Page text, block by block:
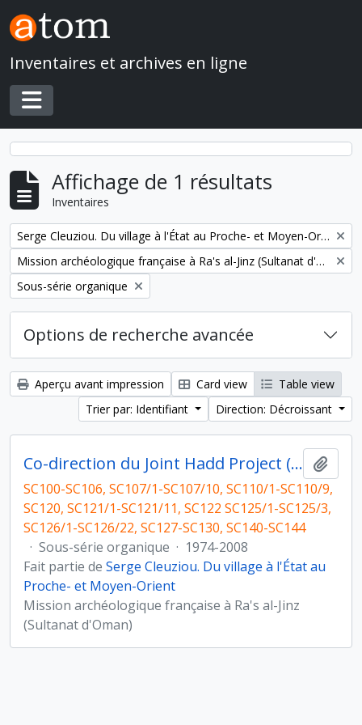
Skip to main content
Inventaires et archives en ligne
Toggle navigation
Affichage de 1 résultats
Inventaires
Remove filter:
Serge Cleuziou. Du village à l'État au Proche- et Moyen-Orient
Remove filter:
Mission archéologique française à Ra's al-Jinz (Sultanat d'Oman)
Remove filter:
Sous-série organique
Options de recherche avancée
Aperçu avant impression Card view
Table view
Trier par: Identifiant
Direction: Décroissant
Co-direction du Joint Hadd Project (JHP), Sultanat d'Oman
SC100-SC106, SC107/1-SC107/10, SC110/1-SC110/9,
SC120, SC121/1-SC121/11, SC122 SC125/1-SC125/3,
SC126/1-SC126/22, SC127-SC130, SC140-SC144
· Sous-série organique · 1974-2008
Fait partie de Serge Cleuziou. Du village à l'État au
Proche- et Moyen-Orient
Mission archéologique française à Ra's al-Jinz
(Sultanat d'Oman)